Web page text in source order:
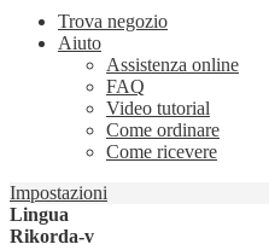
Trova negozio
Aiuto
Assistenza online
FAQ
Video tutorial
Come ordinare
Come ricevere
Impostazioni
Lingua
Rikorda-v